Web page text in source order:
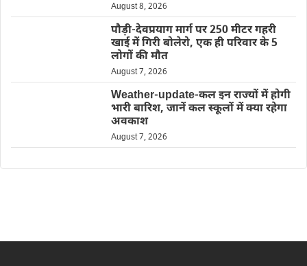
August 8, 2026
पौड़ी-देवप्रयाग मार्ग पर 250 मीटर गहरी
खाई में गिरी बोलेरो, एक ही परिवार के 5
लोगों की मौत
August 7, 2026
Weather-update-कल इन राज्यों में होगी
भारी बारिश, जानें कल स्कूलों में क्या रहेगा
अवकाश
August 7, 2026